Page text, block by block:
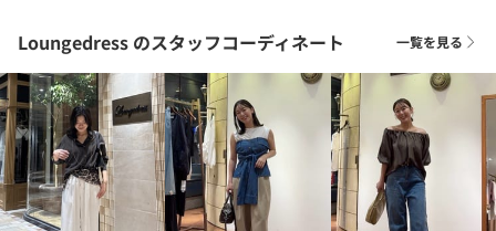
Loungedress のスタッフコーディネート 一覧を見る